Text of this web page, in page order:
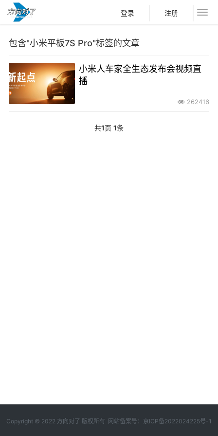
登录 注册
包含"小米平板7S Pro"标签的文章
小米人车家全生态发布会视频直
播
262416
共1页 1条
Copyright © 2022 方向对了 版权所有 网站备案号： 京ICP备2022024225号-1